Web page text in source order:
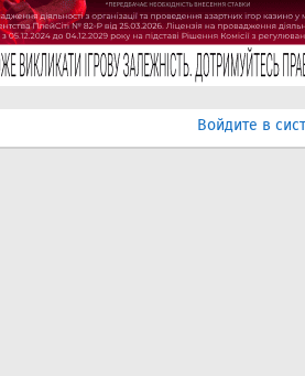
Войдите в